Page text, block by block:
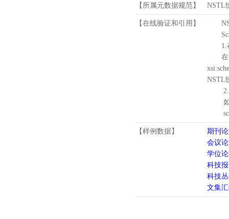
【所属元数据规范】 NSTL
【在线验证和引用】
1.
在待
NSTL
2.
如需
【样例数据】
期刊
会议
学位
科技
科技
文集